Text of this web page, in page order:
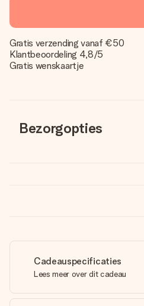
Gratis verzending vanaf €50
Klantbeoordeling 4,8/5
Gratis wenskaartje
Bezorgopties
Cadeauspecificaties
Lees meer over dit cadeau